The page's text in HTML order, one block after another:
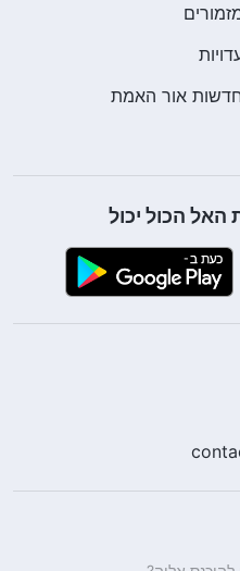
אור האמת
האל הכול יכול